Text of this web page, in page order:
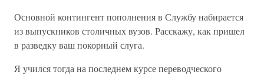
Основной контингент пополнения в Службу набирается
из выпускников столичных вузов. Расскажу, как пришел
в разведку ваш покорный слуга.
Я учился тогда на последнем курсе переводческого